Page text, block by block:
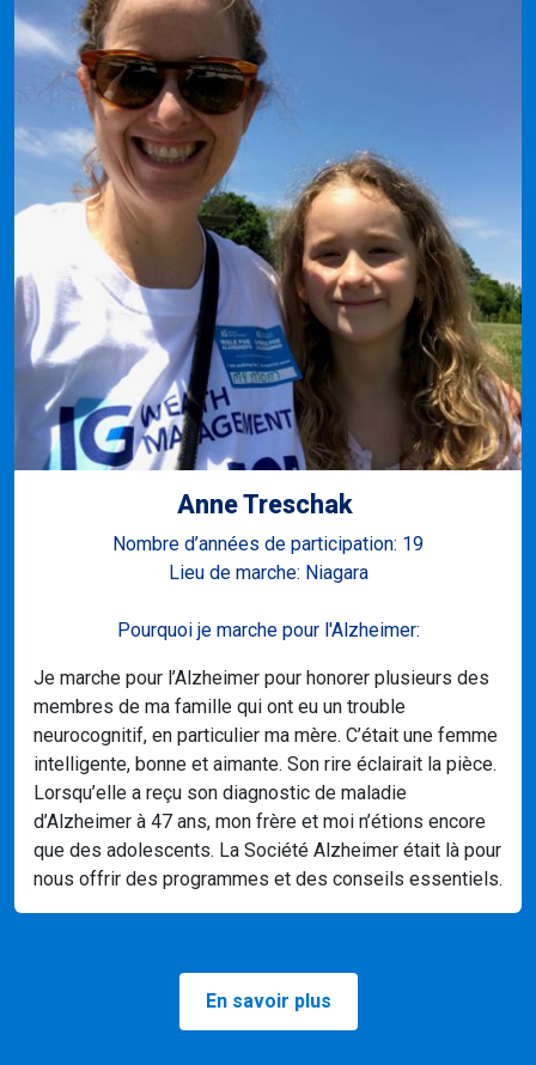
Anne Treschak ​
Nombre d’années de participation: 19
Lieu de marche: Niagara
Pourquoi je marche pour l'Alzheimer:
Je marche pour l’Alzheimer pour honorer plusieurs des
membres de ma famille qui ont eu un trouble
neurocognitif, en particulier ma mère. C’était une femme
intelligente, bonne et aimante. Son rire éclairait la pièce.
Lorsqu’elle a reçu son diagnostic de maladie
d’Alzheimer à 47 ans, mon frère et moi n’étions encore
que des adolescents. La Société Alzheimer était là pour
nous offrir des programmes et des conseils essentiels.
En savoir plus